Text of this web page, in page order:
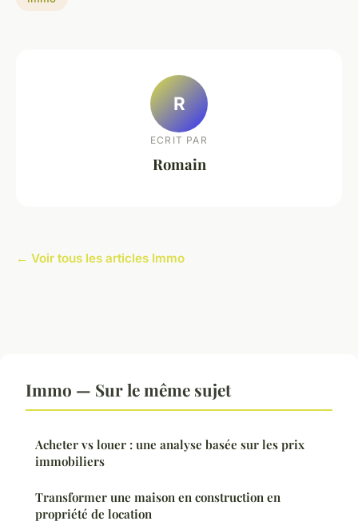
R
ECRIT PAR
Romain
← Voir tous les articles Immo
Immo — Sur le même sujet
Acheter vs louer : une analyse basée sur les prix
immobiliers
Transformer une maison en construction en
propriété de location